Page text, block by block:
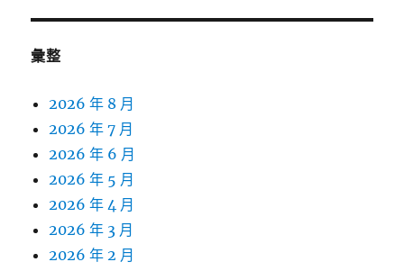
彙整
2026 年 8 月
2026 年 7 月
2026 年 6 月
2026 年 5 月
2026 年 4 月
2026 年 3 月
2026 年 2 月